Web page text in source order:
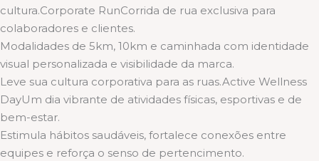
cultura.Corporate RunCorrida de rua exclusiva para
colaboradores e clientes.
Modalidades de 5km, 10km e caminhada com identidade
visual personalizada e visibilidade da marca.
Leve sua cultura corporativa para as ruas.Active Wellness
DayUm dia vibrante de atividades físicas, esportivas e de
bem-estar.
Estimula hábitos saudáveis, fortalece conexões entre
equipes e reforça o senso de pertencimento.